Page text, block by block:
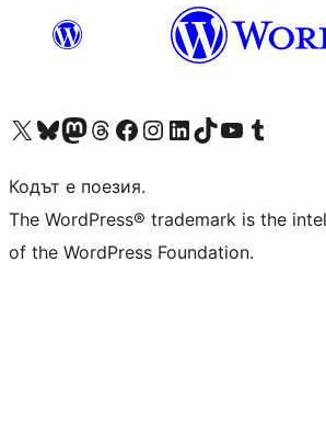
Visit our X (formerly Twitter) account
Visit our Bluesky account
Visit our Mastodon account
Visit our Threads account
Посетете нашата страница във Facebook
Посетете нашия профил в Instagram
Посетете нашия профил в LinkedIn
Visit our TikTok account
Visit our YouTube channel
Visit our Tumblr
Кодът е поезия.
The WordPress® trademark is the
of the WordPress Foundation.